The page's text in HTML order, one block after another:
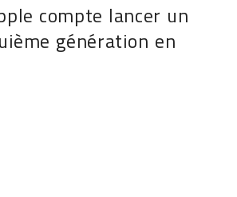
compte lancer un
génération en